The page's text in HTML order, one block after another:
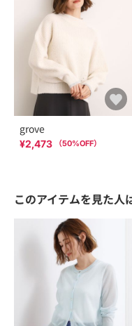
grove
¥2,473 （50%OFF）